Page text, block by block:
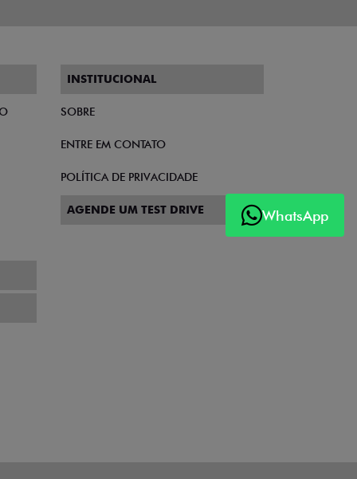
WhatsApp
INSTITUCIONAL
SOBRE
ENTRE EM CONTATO
POLÍTICA DE PRIVACIDADE
AGENDE UM TEST DRIVE